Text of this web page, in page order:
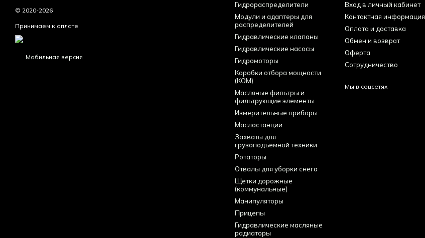
© 2020-2026
Принимаем к оплате
Мобильная версия
Гидрораспределители
Модули и адаптеры для
распределителей
Гидравлические клапаны
Гидравлические насосы
Гидромоторы
Коробки отбора мощности
(КОМ)
Масляные фильтры и
фильтрующие элементы
Измерительные приборы
Маслостанции
Захваты для
грузоподъемной техники
Ротаторы
Отвалы для уборки снега
Щетки дорожные
(коммунальные)
Манипуляторы
Прицепы
Гидравлические масляные
радиаторы
Вход в личный кабинет
Контактная информация
Оплата и доставка
Обмен и возврат
Оферта
Сотрудничество
Мы в соцсетях